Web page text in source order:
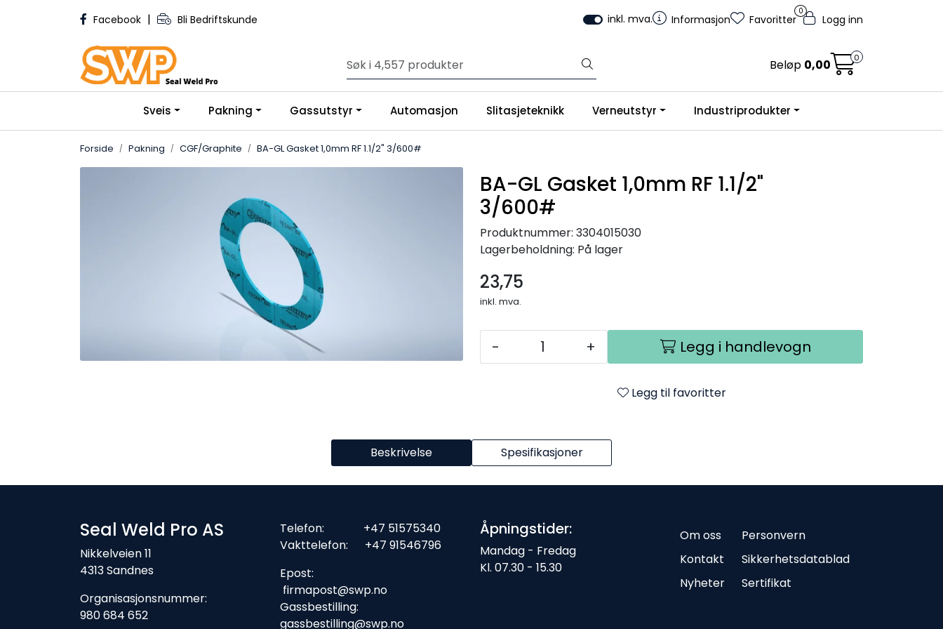
Facebook | Bli Bedriftskunde inkl. mva. Informasjon
0
Favoritter Logg inn
Beløp 0,00 0
Sveis Pakning Gassutstyr Automasjon Slitasjeteknikk Verneutstyr Industriprodukter
Forside Pakning CGF/Graphite BA-GL Gasket 1,0mm RF 1.1/2" 3/600#
BA-GL Gasket 1,0mm RF 1.1/2"
3/600#
Produktnummer: 3304015030
Lagerbeholdning: På lager
23,75
inkl. mva.
- + Legg i handlevogn
Legg til favoritter
Beskrivelse Spesifikasjoner
Seal Weld Pro AS
Nikkelveien 11
4313 Sandnes
Organisasjonsnummer:
980 684 652
Telefon: +47 51575340
Vakttelefon: +47 91546796
Epost:
firmapost@swp.no
Gassbestilling:
gassbestilling@swp.no
Åpningstider:
Mandag - Fredag
Kl. 07.30 - 15.30
Om oss
Kontakt
Nyheter
Personvern
Sikkerhetsdatablad
Sertifikat